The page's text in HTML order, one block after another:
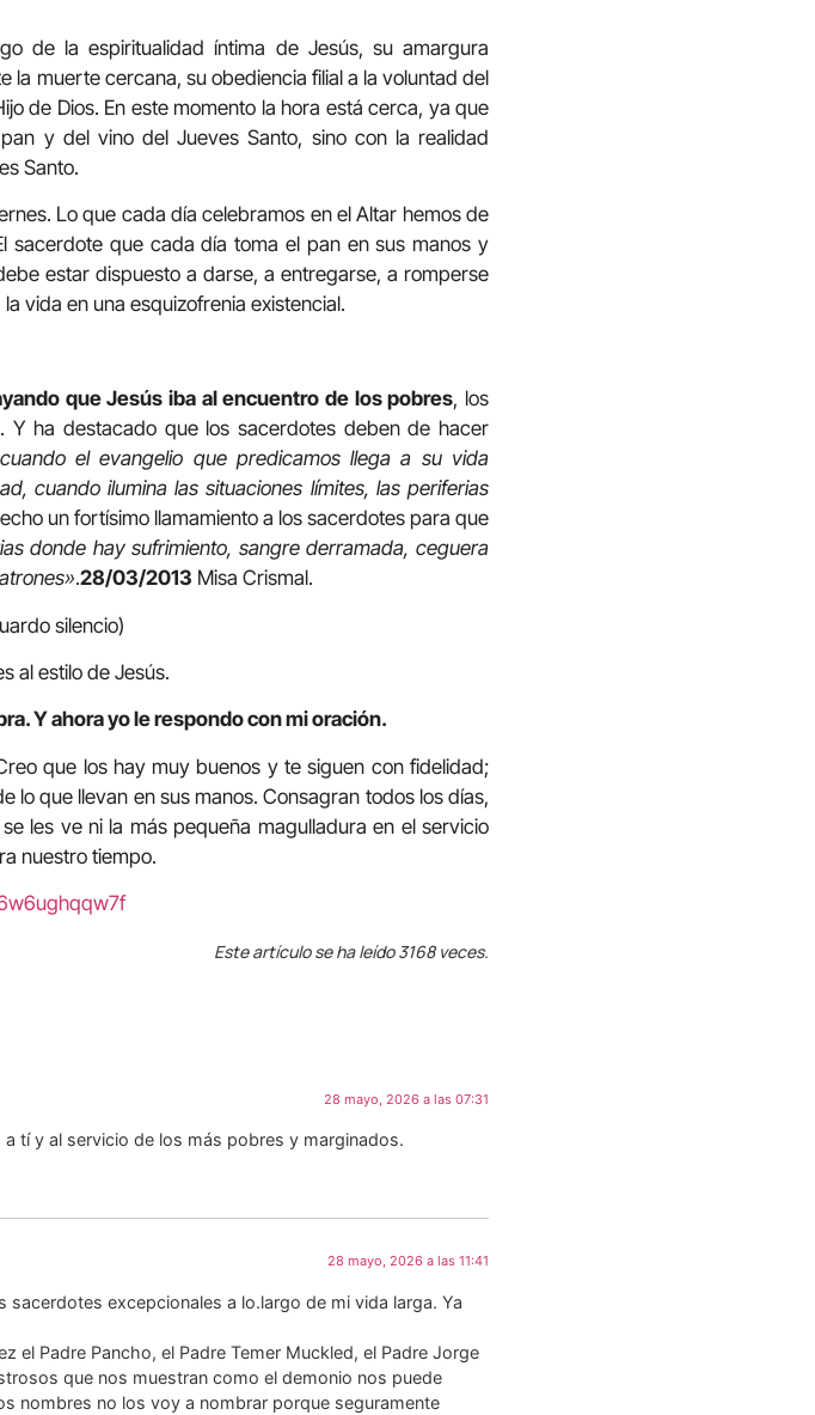
de la espiritualidad íntima de Jesús, su amargura
la muerte cercana, su obediencia filial a la voluntad del
de Dios. En este momento la hora está cerca, ya que
y del vino del Jueves Santo, sino con la realidad
Santo.
Lo que cada día celebramos en el Altar hemos de
sacerdote que cada día toma el pan en sus manos y
estar dispuesto a darse, a entregarse, a romperse
vida en una esquizofrenia existencial.
que Jesús iba al encuentro de los pobres, los
Y ha destacado que los sacerdotes deben de hacer
el evangelio que predicamos llega a su vida
cuando ilumina las situaciones límites, las periferias
un fortísimo llamamiento a los sacerdotes para que
donde hay sufrimiento, sangre derramada, ceguera
.28/03/2013 Misa Crismal.
silencio)
al estilo de Jesús.
Y ahora yo le respondo con mi oración.
que los hay muy buenos y te siguen con fidelidad;
lo que llevan en sus manos. Consagran todos los días,
les ve ni la más pequeña magulladura en el servicio
nuestro tiempo.
Este artículo se ha leído 3168 veces.
28 mayo, 2026 a las 07:31
tí y al servicio de los más pobres y marginados.
28 mayo, 2026 a las 11:41
excepcionales a lo.largo de mi vida larga. Ya
el Padre Pancho, el Padre Temer Muckled, el Padre Jorge
que nos muestran como el demonio nos puede
nombres no los voy a nombrar porque seguramente